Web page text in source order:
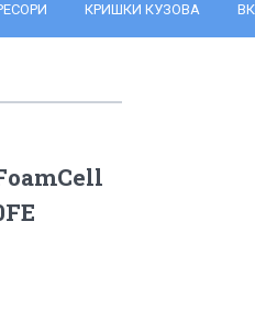
КРИШКИ КУЗОВА